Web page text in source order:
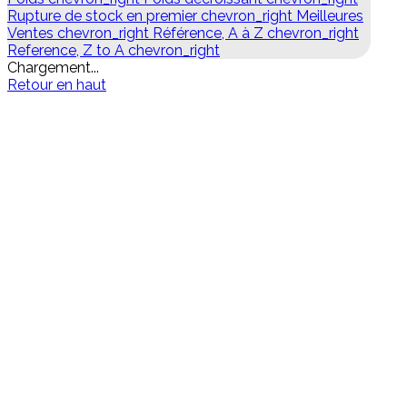
Rupture de stock en premier chevron_right Meilleures
Ventes chevron_right Référence, A à Z chevron_right
Reference, Z to A chevron_right
Chargement...
Retour en haut